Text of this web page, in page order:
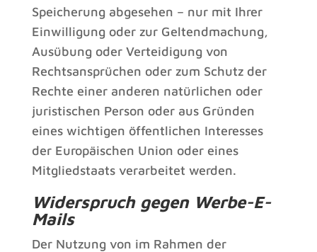
Speicherung abgesehen – nur mit Ihrer
Einwilligung oder zur Geltendmachung,
Ausübung oder Verteidigung von
Rechtsansprüchen oder zum Schutz der
Rechte einer anderen natürlichen oder
juristischen Person oder aus Gründen
eines wichtigen öffentlichen Interesses
der Europäischen Union oder eines
Mitgliedstaats verarbeitet werden.
Widerspruch gegen Werbe-E-
Mails
Der Nutzung von im Rahmen der